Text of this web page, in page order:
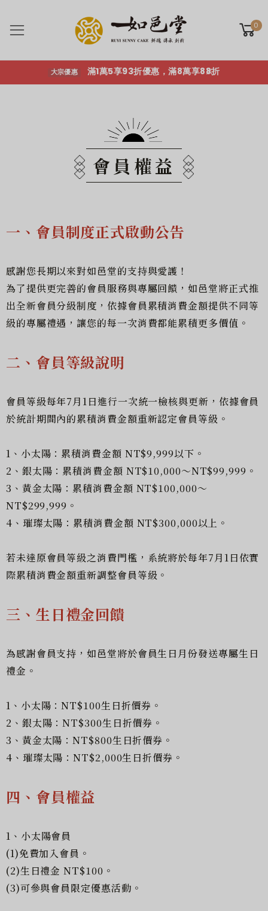
Toggle mobile menu
0
大宗優惠 滿1萬5享93折優惠，滿8萬享88折
會員權益
一、會員制度正式啟動公告
感謝您長期以來對如邑堂的支持與愛護！
為了提供更完善的會員服務與專屬回饋，如邑堂將正式推
出全新會員分級制度，依據會員累積消費金額提供不同等
級的專屬禮遇，讓您的每一次消費都能累積更多價值。
二、會員等級說明
會員等級每年7月1日進行一次統一檢核與更新，依據會員
於統計期間內的累積消費金額重新認定會員等級。
1、小太陽：累積消費金額 NT$9,999以下。
2、銀太陽：累積消費金額 NT$10,000～NT$99,999。
3、黃金太陽：累積消費金額 NT$100,000～
NT$299,999。
4、璀璨太陽：累積消費金額 NT$300,000以上。
若未達原會員等級之消費門檻，系統將於每年7月1日依實
際累積消費金額重新調整會員等級。
三、生日禮金回饋
為感謝會員支持，如邑堂將於會員生日月份發送專屬生日
禮金。
1、小太陽：NT$100生日折價券。
2、銀太陽：NT$300生日折價券。
3、黃金太陽：NT$800生日折價券。
4、璀璨太陽：NT$2,000生日折價券。
四、會員權益
1、小太陽會員
(1)免費加入會員。
(2)生日禮金 NT$100。
(3)可參與會員限定優惠活動。